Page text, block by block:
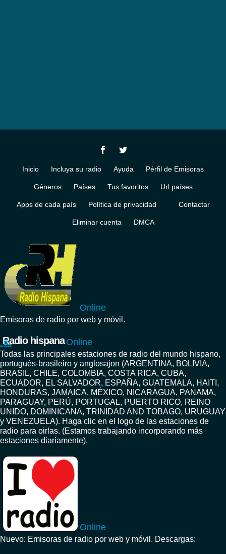
Inicio Incluya su radio Ayuda Pérfil de Emisoras
Géneros Países Tus favoritos Url países
Apps de cada país Política de privacidad Contactar
Eliminar cuenta DMCA
Online
Emisoras de radio por web y móvil.
Radio hispana Online
Todas las principales estaciones de radio del mundo hispano,
portugués-brasileiro y anglosajon (ARGENTINA, BOLIVIA,
BRASIL, CHILE, COLOMBIA, COSTA RICA, CUBA,
ECUADOR, EL SALVADOR, ESPAÑA, GUATEMALA, HAITI,
HONDURAS, JAMAICA, MÉXICO, NICARAGUA, PANAMA,
PARAGUAY, PERÚ, PORTUGAL, PUERTO RICO, REINO
UNIDO, DOMINICANA, TRINIDAD AND TOBAGO, URUGUAY
y VENEZUELA). Haga clic en el logo de las estaciones de
radio para oirlas. (Estamos trabajando incorporando más
estaciones diariamente).
Online
Nuevo: Emisoras de radio por web y móvil. Descargas: